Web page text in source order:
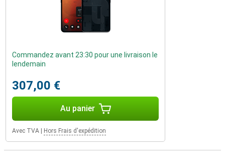
Commandez avant 23:30 pour une livraison le
lendemain
307,00 €
Au panier
Avec TVA Hors Frais d'expédition